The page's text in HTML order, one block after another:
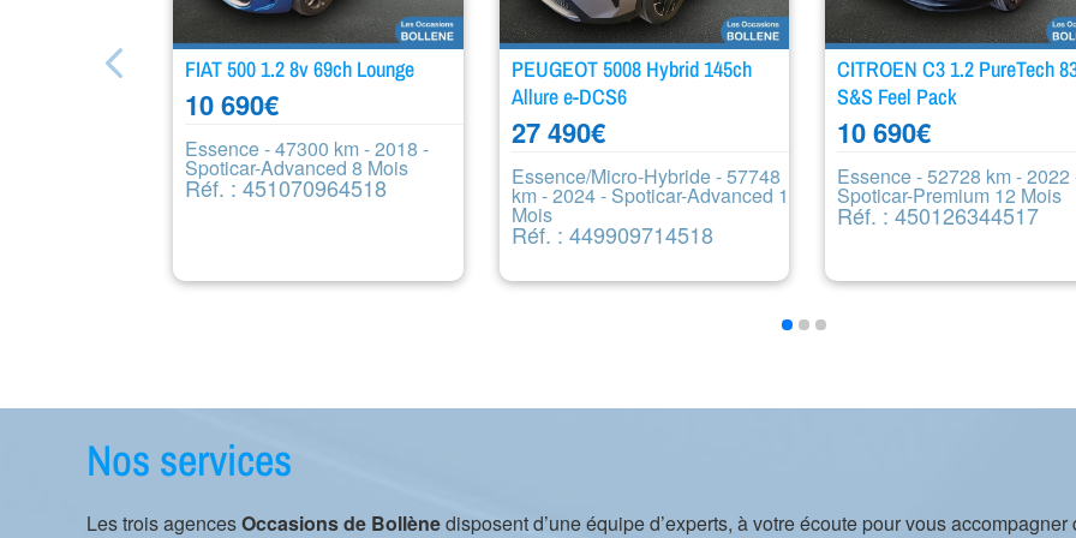
FIAT 500 1.2 8v 69ch Lounge
10 690€
Essence - 47300 km - 2018 -
Spoticar-Advanced 8 Mois
Réf. : 451070964518
PEUGEOT 5008 Hybrid 145ch
Allure e-DCS6
27 490€
Essence/Micro-Hybride - 57748
km - 2024 - Spoticar-Advanced 12
Mois
Réf. : 449909714518
CITROEN C3 1.2 PureTech
S&S Feel Pack
10 690€
Essence - 52728 km - 2022
Spoticar-Premium 12 Mois
Réf. : 450126344517
Nos services
Les trois agencesOccasions de Bollènedisposent d’une équipe d’experts, à votre écoute pour vous